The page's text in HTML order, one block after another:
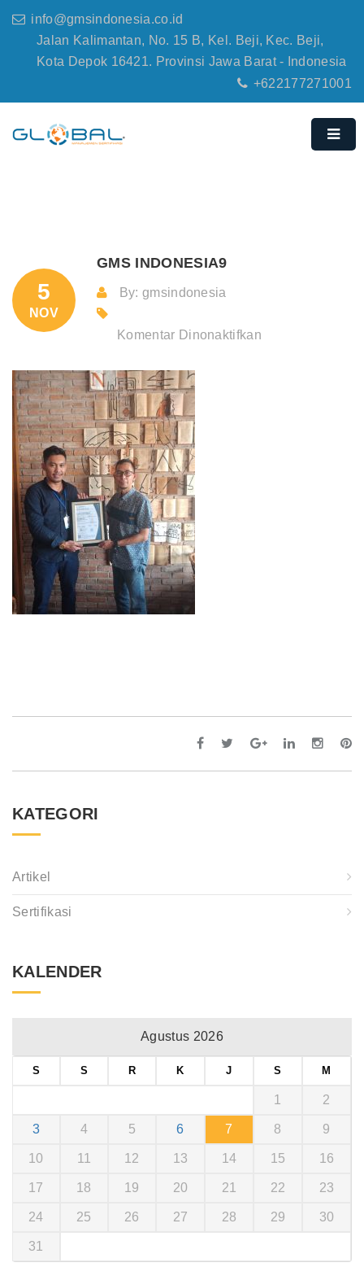
info@gmsindonesia.co.id
Jalan Kalimantan, No. 15 B, Kel. Beji, Kec. Beji,
Kota Depok 16421. Provinsi Jawa Barat - Indonesia
+622177271001
5
NOV
GMS INDONESIA9
By: gmsindonesia
Komentar Dinonaktifkan
KATEGORI
Artikel
Sertifikasi
KALENDER
Agustus 2026
S S R K J S M
1 2
3 4 5 6 7 8 9
10 11 12 13 14 15 16
17 18 19 20 21 22 23
24 25 26 27 28 29 30
31